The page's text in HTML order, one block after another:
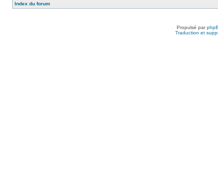
Index du forum
Propulsé par
Traduction et